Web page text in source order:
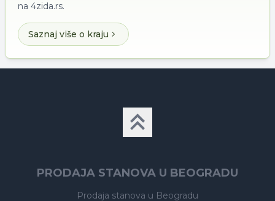
na 4zida.rs.
Saznaj više o kraju
PRODAJA STANOVA U BEOGRADU
Prodaja stanova u Beogradu